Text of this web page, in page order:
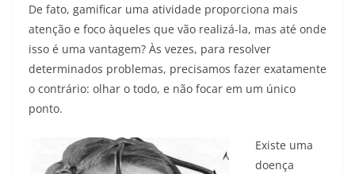
De fato, gamificar uma atividade proporciona mais
atenção e foco àqueles que vão realizá-la, mas até onde
isso é uma vantagem? Às vezes, para resolver
determinados problemas, precisamos fazer exatamente
o contrário: olhar o todo, e não focar em um único
ponto.
Existe uma
doença